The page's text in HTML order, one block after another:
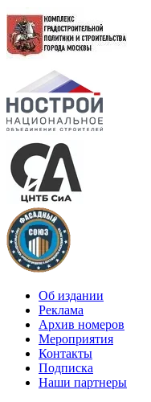
Об издании
Реклама
Архив номеров
Мероприятия
Контакты
Подписка
Наши партнеры